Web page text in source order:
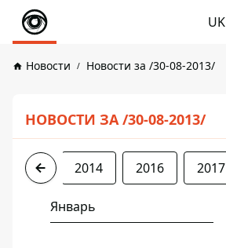
UK
Новости Новости за /30-08-2013/
НОВОСТИ ЗА /30-08-2013/
2013 2014 2016 2017
Январь